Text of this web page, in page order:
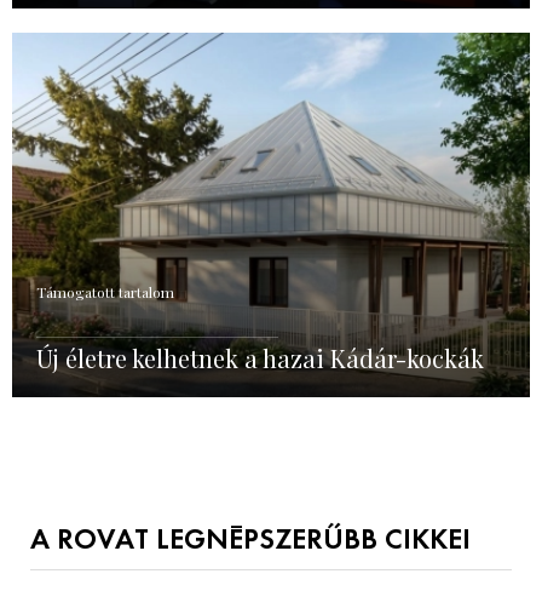
Támogatott tartalom
Új életre kelhetnek a hazai Kádár-kockák
A ROVAT LEGNÉPSZERŰBB CIKKEI